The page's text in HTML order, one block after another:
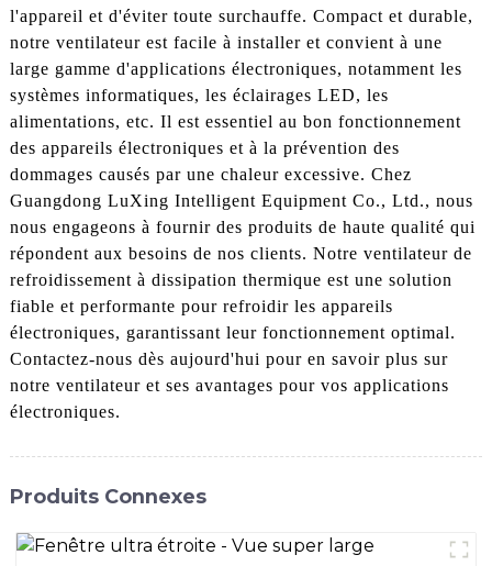
l'appareil et d'éviter toute surchauffe. Compact et durable,
notre ventilateur est facile à installer et convient à une
large gamme d'applications électroniques, notamment les
systèmes informatiques, les éclairages LED, les
alimentations, etc. Il est essentiel au bon fonctionnement
des appareils électroniques et à la prévention des
dommages causés par une chaleur excessive. Chez
Guangdong LuXing Intelligent Equipment Co., Ltd., nous
nous engageons à fournir des produits de haute qualité qui
répondent aux besoins de nos clients. Notre ventilateur de
refroidissement à dissipation thermique est une solution
fiable et performante pour refroidir les appareils
électroniques, garantissant leur fonctionnement optimal.
Contactez-nous dès aujourd'hui pour en savoir plus sur
notre ventilateur et ses avantages pour vos applications
électroniques.
Produits Connexes